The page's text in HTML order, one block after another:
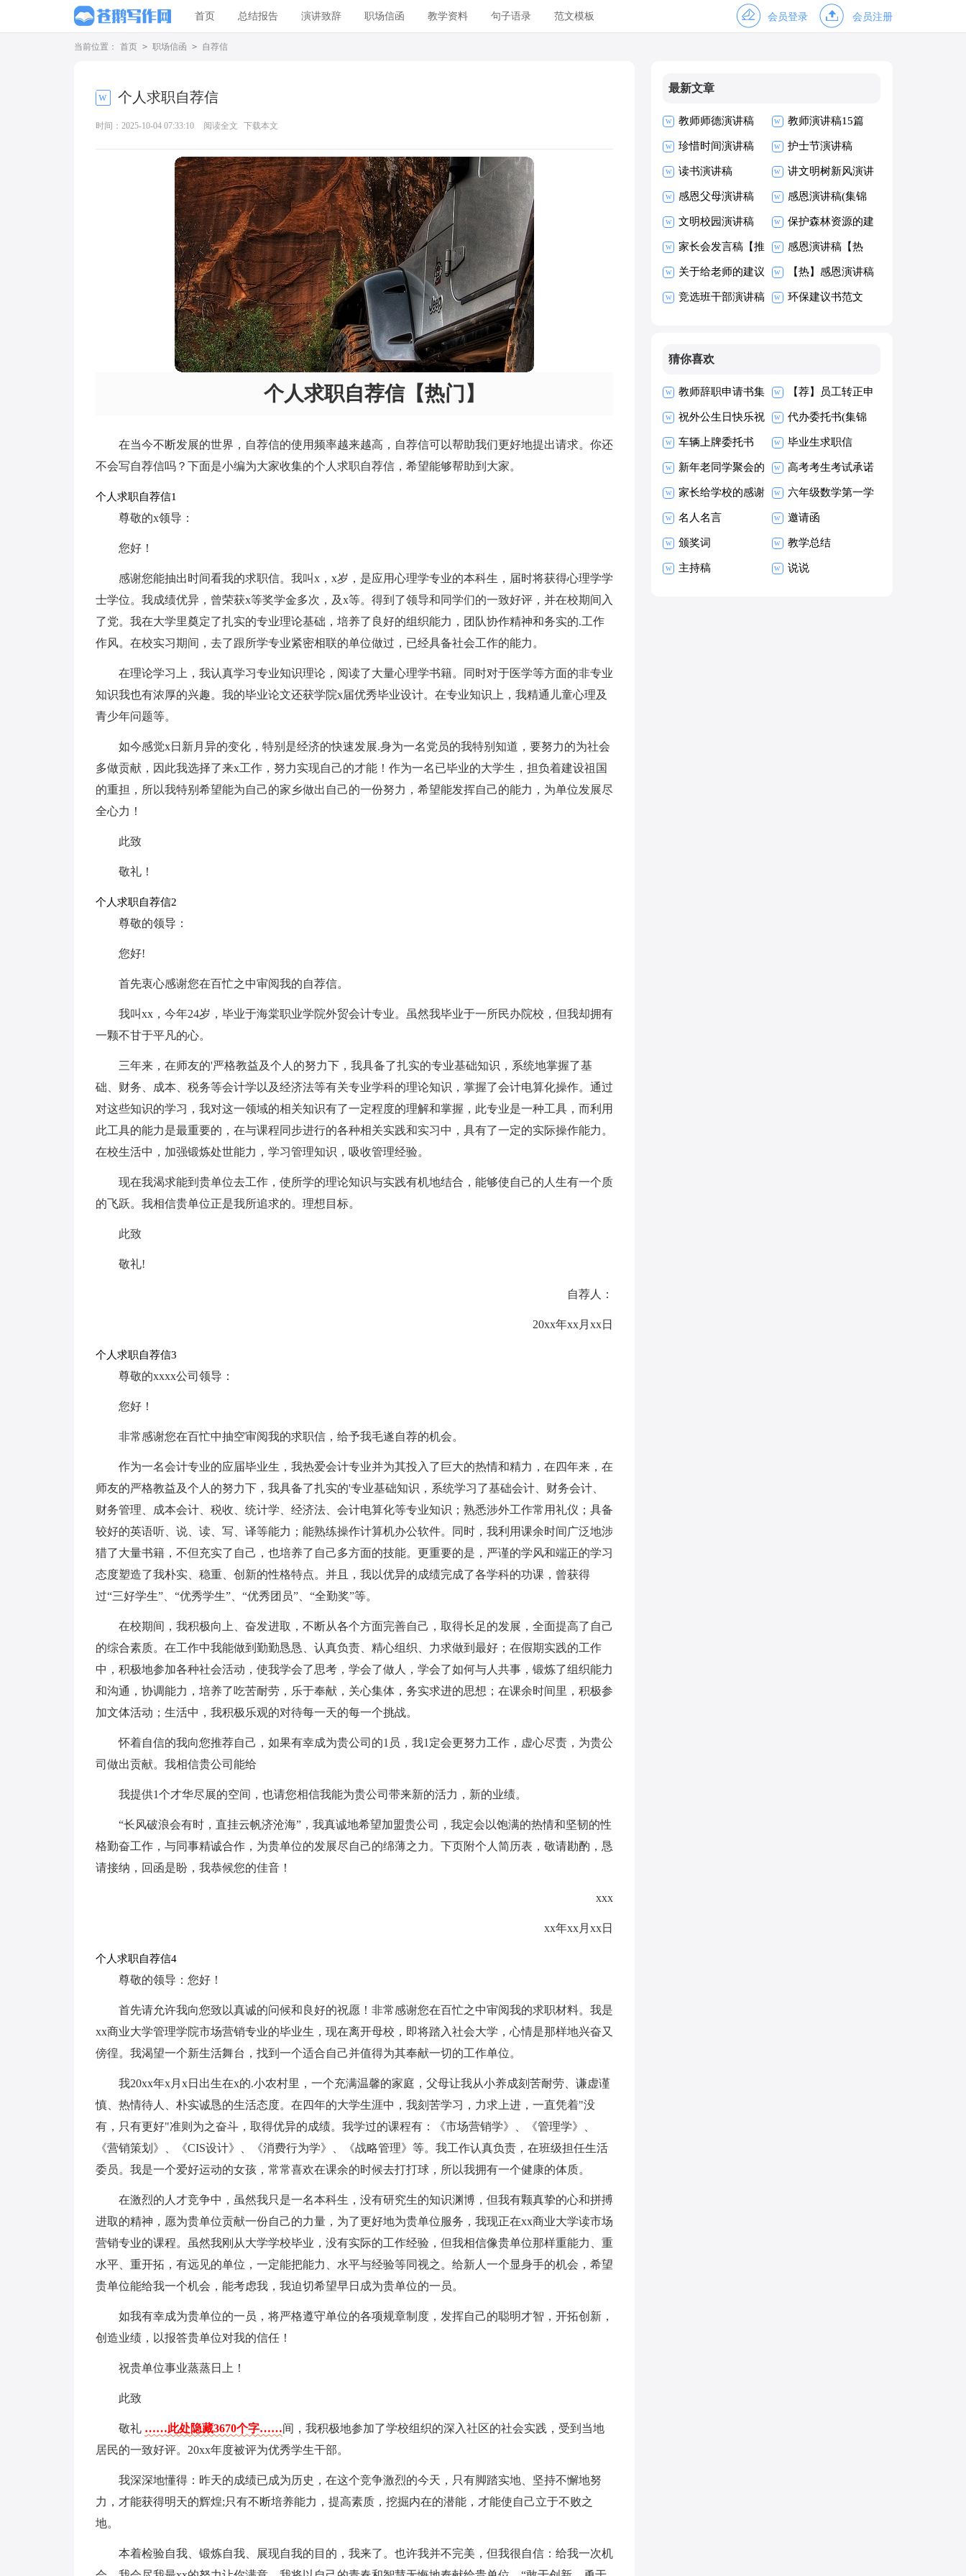
首页 总结报告 演讲致辞 职场信函 教学资料 句子语录 范文模板 会员登录 会员注册
当前位置： 首页 > 职场信函 > 自荐信
个人求职自荐信
时间：2025-10-04 07:33:10 阅读全文 下载本文
个人求职自荐信【热门】
在当今不断发展的世界，自荐信的使用频率越来越高，自荐信可以帮助我们更好地提出请求。你还
不会写自荐信吗？下面是小编为大家收集的个人求职自荐信，希望能够帮助到大家。
个人求职自荐信1
尊敬的x领导：
您好！
感谢您能抽出时间看我的求职信。我叫x，x岁，是应用心理学专业的本科生，届时将获得心理学学
士学位。我成绩优异，曾荣获x等奖学金多次，及x等。得到了领导和同学们的一致好评，并在校期间入
了党。我在大学里奠定了扎实的专业理论基础，培养了良好的组织能力，团队协作精神和务实的.工作
作风。在校实习期间，去了跟所学专业紧密相联的单位做过，已经具备社会工作的能力。
在理论学习上，我认真学习专业知识理论，阅读了大量心理学书籍。同时对于医学等方面的非专业
知识我也有浓厚的兴趣。我的毕业论文还获学院x届优秀毕业设计。在专业知识上，我精通儿童心理及
青少年问题等。
如今感觉x日新月异的变化，特别是经济的快速发展.身为一名党员的我特别知道，要努力的为社会
多做贡献，因此我选择了来x工作，努力实现自己的才能！作为一名已毕业的大学生，担负着建设祖国
的重担，所以我特别希望能为自己的家乡做出自己的一份努力，希望能发挥自己的能力，为单位发展尽
全心力！
此致
敬礼！
个人求职自荐信2
尊敬的领导：
您好!
首先衷心感谢您在百忙之中审阅我的自荐信。
我叫xx，今年24岁，毕业于海棠职业学院外贸会计专业。虽然我毕业于一所民办院校，但我却拥有
一颗不甘于平凡的心。
三年来，在师友的'严格教益及个人的努力下，我具备了扎实的专业基础知识，系统地掌握了基
础、财务、成本、税务等会计学以及经济法等有关专业学科的理论知识，掌握了会计电算化操作。通过
对这些知识的学习，我对这一领域的相关知识有了一定程度的理解和掌握，此专业是一种工具，而利用
此工具的能力是最重要的，在与课程同步进行的各种相关实践和实习中，具有了一定的实际操作能力。
在校生活中，加强锻炼处世能力，学习管理知识，吸收管理经验。
现在我渴求能到贵单位去工作，使所学的理论知识与实践有机地结合，能够使自己的人生有一个质
的飞跃。我相信贵单位正是我所追求的。理想目标。
此致
敬礼!
自荐人：
20xx年xx月xx日
个人求职自荐信3
尊敬的xxxx公司领导：
您好！
非常感谢您在百忙中抽空审阅我的求职信，给予我毛遂自荐的机会。
作为一名会计专业的应届毕业生，我热爱会计专业并为其投入了巨大的热情和精力，在四年来，在
师友的严格教益及个人的努力下，我具备了扎实的'专业基础知识，系统学习了基础会计、财务会计、
财务管理、成本会计、税收、统计学、经济法、会计电算化等专业知识；熟悉涉外工作常用礼仪；具备
较好的英语听、说、读、写、译等能力；能熟练操作计算机办公软件。同时，我利用课余时间广泛地涉
猎了大量书籍，不但充实了自己，也培养了自己多方面的技能。更重要的是，严谨的学风和端正的学习
态度塑造了我朴实、稳重、创新的性格特点。并且，我以优异的成绩完成了各学科的功课，曾获得
过“三好学生”、“优秀学生”、“优秀团员”、“全勤奖”等。
在校期间，我积极向上、奋发进取，不断从各个方面完善自己，取得长足的发展，全面提高了自己
的综合素质。在工作中我能做到勤勤恳恳、认真负责、精心组织、力求做到最好；在假期实践的工作
中，积极地参加各种社会活动，使我学会了思考，学会了做人，学会了如何与人共事，锻炼了组织能力
和沟通，协调能力，培养了吃苦耐劳，乐于奉献，关心集体，务实求进的思想；在课余时间里，积极参
加文体活动；生活中，我积极乐观的对待每一天的每一个挑战。
怀着自信的我向您推荐自己，如果有幸成为贵公司的1员，我1定会更努力工作，虚心尽责，为贵公
司做出贡献。我相信贵公司能给
我提供1个才华尽展的空间，也请您相信我能为贵公司带来新的活力，新的业绩。
“长风破浪会有时，直挂云帆济沧海”，我真诚地希望加盟贵公司，我定会以饱满的热情和坚韧的性
格勤奋工作，与同事精诚合作，为贵单位的发展尽自己的绵薄之力。下页附个人简历表，敬请勘酌，恳
请接纳，回函是盼，我恭候您的佳音！
xxx
xx年xx月xx日
个人求职自荐信4
尊敬的领导：您好！
首先请允许我向您致以真诚的问候和良好的祝愿！非常感谢您在百忙之中审阅我的求职材料。我是
xx商业大学管理学院市场营销专业的毕业生，现在离开母校，即将踏入社会大学，心情是那样地兴奋又
傍徨。我渴望一个新生活舞台，找到一个适合自己并值得为其奉献一切的工作单位。
我20xx年x月x日出生在x的.小农村里，一个充满温馨的家庭，父母让我从小养成刻苦耐劳、谦虚谨
慎、热情待人、朴实诚恳的生活态度。在四年的大学生涯中，我刻苦学习，力求上进，一直凭着"没
有，只有更好"准则为之奋斗，取得优异的成绩。我学过的课程有：《市场营销学》、《管理学》、
《营销策划》、《CIS设计》、《消费行为学》、《战略管理》等。我工作认真负责，在班级担任生活
委员。我是一个爱好运动的女孩，常常喜欢在课余的时候去打打球，所以我拥有一个健康的体质。
在激烈的人才竞争中，虽然我只是一名本科生，没有研究生的知识渊博，但我有颗真挚的心和拼搏
进取的精神，愿为贵单位贡献一份自己的力量，为了更好地为贵单位服务，我现正在xx商业大学读市场
营销专业的课程。虽然我刚从大学学校毕业，没有实际的工作经验，但我相信像贵单位那样重能力、重
水平、重开拓，有远见的单位，一定能把能力、水平与经验等同视之。给新人一个显身手的机会，希望
贵单位能给我一个机会，能考虑我，我迫切希望早日成为贵单位的一员。
如我有幸成为贵单位的一员，将严格遵守单位的各项规章制度，发挥自己的聪明才智，开拓创新，
创造业绩，以报答贵单位对我的信任！
祝贵单位事业蒸蒸日上！
此致
敬礼 ……此处隐藏3670个字……间，我积极地参加了学校组织的深入社区的社会实践，受到当地
居民的一致好评。20xx年度被评为优秀学生干部。
我深深地懂得：昨天的成绩已成为历史，在这个竞争激烈的今天，只有脚踏实地、坚持不懈地努
力，才能获得明天的辉煌;只有不断培养能力，提高素质，挖掘内在的潜能，才能使自己立于不败之
地。
本着检验自我、锻炼自我、展现自我的目的，我来了。也许我并不完美，但我很自信：给我一次机
最新文章
教师师德演讲稿 教师演讲稿15篇
珍惜时间演讲稿
(15篇)
护士节演讲稿
读书演讲稿 讲文明树新风演讲
稿
感恩父母演讲稿
【热】
感恩演讲稿(集锦
15篇)
文明校园演讲稿 保护森林资源的建
议书范文
家长会发言稿【推
荐】
感恩演讲稿【热
门】
关于给老师的建议
书
【热】感恩演讲稿
竞选班干部演讲稿 环保建议书范文
猜你喜欢
教师辞职申请书集
合15篇
【荐】员工转正申
请书
祝外公生日快乐祝
福语
代办委托书(集锦
15篇)
车辆上牌委托书 毕业生求职信
【热】
新年老同学聚会的
祝酒词
高考考生考试承诺
书15篇
家长给学校的感谢
信
六年级数学第一学
期教学工作总结
名人名言 邀请函
颁奖词 教学总结
主持稿 说说